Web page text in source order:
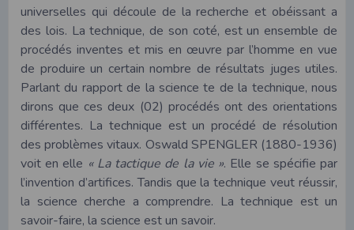
universelles qui découle de la recherche et obéissant a
des lois. La technique, de son coté, est un ensemble de
procédés inventes et mis en œuvre par l’homme en vue
de produire un certain nombre de résultats juges utiles.
Parlant du rapport de la science te de la technique, nous
dirons que ces deux (02) procédés ont des orientations
différentes. La technique est un procédé de résolution
des problèmes vitaux. Oswald SPENGLER (1880-1936)
voit en elle « La tactique de la vie ». Elle se spécifie par
l’invention d’artifices. Tandis que la technique veut réussir,
la science cherche a comprendre. La technique est un
savoir-faire, la science est un savoir.